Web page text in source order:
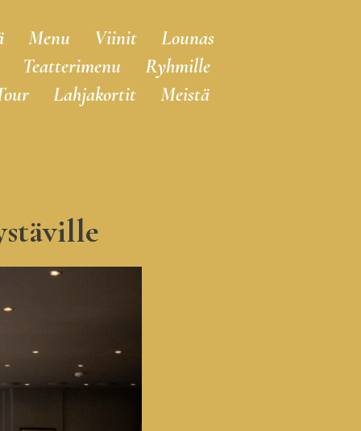
Menu Viinit
Lounas
Teatterimenu
Ryhmille
Lahjakortit Meistä